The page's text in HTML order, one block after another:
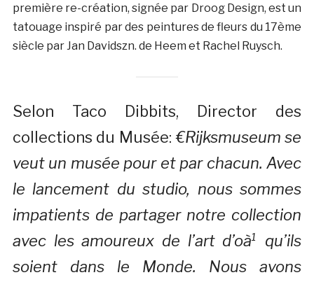
première re-création, signée par Droog Design, est un
tatouage inspiré par des peintures de fleurs du 17ème
siècle par Jan Davidszn. de Heem et Rachel Ruysch.
Selon Taco Dibbits, Director des
collections du Musée:€Rijksmuseum se
veut un musée pour et par chacun. Avec
le lancement du studio, nous sommes
impatients de partager notre collection
avec les amoureux de l’art d’oà¹ qu’ils
soient dans le Monde. Nous avons